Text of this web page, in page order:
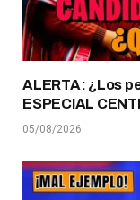
ALERTA: ¿Los
ESPECIAL
05/08/2026